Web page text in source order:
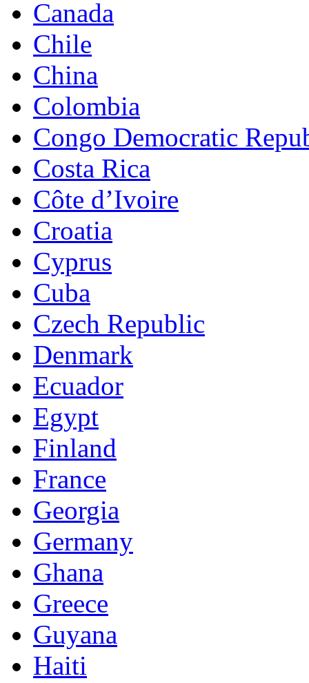
Canada
Chile
China
Colombia
Congo Democratic
Costa Rica
Côte d’Ivoire
Croatia
Cyprus
Cuba
Czech Republic
Denmark
Ecuador
Egypt
Finland
France
Georgia
Germany
Ghana
Greece
Guyana
Haiti